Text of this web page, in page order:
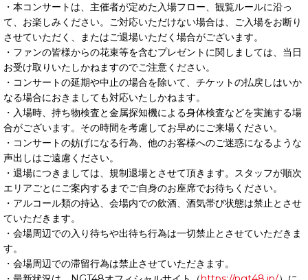
・本コンサートは、主催者が定めた入場フロー、観覧ルールに沿っ
て、お楽しみください。ご対応いただけない場合は、ご入場をお断り
させていただく、またはご退場いただく場合がございます。
・ファンの皆様からの花束等を含むプレゼントに関しましては、当日
お受け取りいたしかねますのでご注意ください。
・コンサートの延期や中止の場合を除いて、チケットの払戻しはいか
なる場合におきましても対応いたしかねます。
・入場時、持ち物検査と金属探知機による身体検査などを実施する場
合がございます。その時間を考慮してお早めにご来場ください。
・コンサートの妨げになる行為、他のお客様へのご迷惑になるような
声出しはご遠慮ください。
・退場につきましては、規制退場とさせて頂きます。スタッフが順次
エリアごとにご案内するまでご自身のお座席でお待ちください。
・アルコール類の持込、会場内での飲酒、酒気帯び状態は禁止とさせ
ていただきます。
・会場周辺での入り待ちや出待ち行為は一切禁止とさせていただきま
す。
・会場周辺での滞留行為は禁止させていただきます。